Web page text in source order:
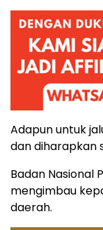
Adapun untuk
dan diharapkan
Badan Nasional
mengimbau
daerah.